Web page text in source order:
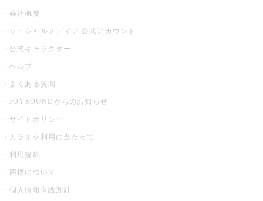
会社概要
ソーシャルメディア 公式アカウント
公式キャラクター
ヘルプ
よくある質問
JOYSOUNDからのお知らせ
サイトポリシー
カラオケ利用に当たって
利用規約
商標について
個人情報保護方針